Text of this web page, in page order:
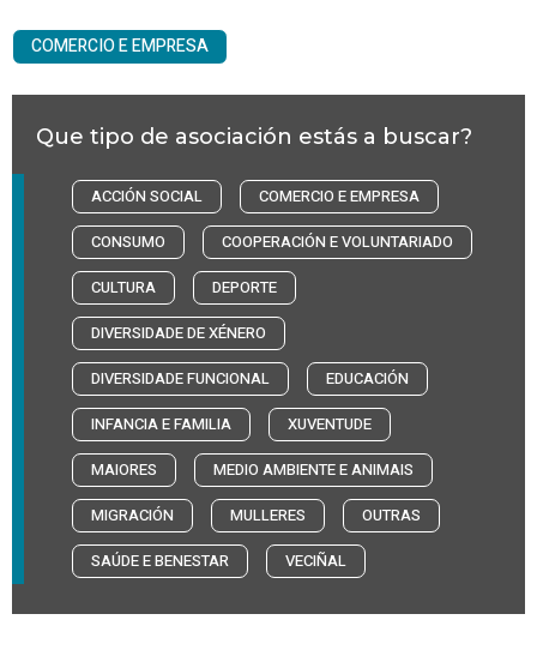
COMERCIO E EMPRESA
Que tipo de asociación estás a buscar?
ACCIÓN SOCIAL
COMERCIO E EMPRESA
CONSUMO
COOPERACIÓN E VOLUNTARIADO
CULTURA
DEPORTE
DIVERSIDADE DE XÉNERO
DIVERSIDADE FUNCIONAL
EDUCACIÓN
INFANCIA E FAMILIA
XUVENTUDE
MAIORES
MEDIO AMBIENTE E ANIMAIS
MIGRACIÓN
MULLERES
OUTRAS
SAÚDE E BENESTAR
VECIÑAL